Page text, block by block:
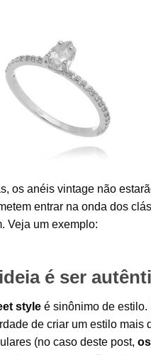
Anel Classico Gota
Zirconia Branca
Cravejado Por Micro
Zirconias Prata 925
os anéis vintage não
entrar na onda dos
Veja um exemplo:
é ser
style é sinônimo de estilo.
de criar um estilo
(no caso deste post,